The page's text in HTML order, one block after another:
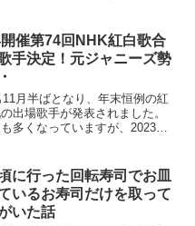
催第74回NHK紅白歌合
手決定！元ジャニーズ勢
11月半ばとなり、年末恒例の紅
出場歌手が発表されました。
多くなっていますが、2023年
に行った回転寿司でお皿
いるお寿司だけを取って
いた話